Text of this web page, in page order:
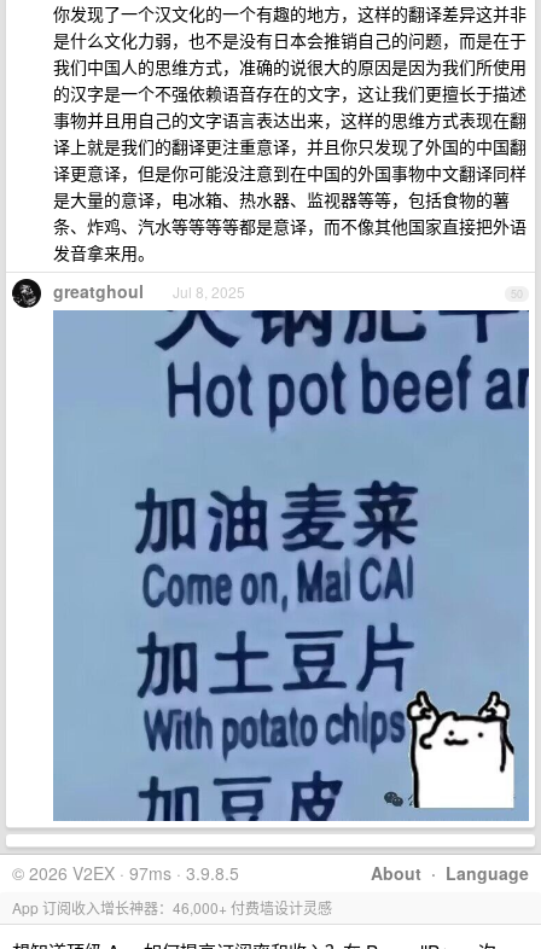
你发现了一个汉文化的一个有趣的地方，这样的翻译差异这并非
是什么文化力弱，也不是没有日本会推销自己的问题，而是在于
我们中国人的思维方式，准确的说很大的原因是因为我们所使用
的汉字是一个不强依赖语音存在的文字，这让我们更擅长于描述
事物并且用自己的文字语言表达出来，这样的思维方式表现在翻
译上就是我们的翻译更注重意译，并且你只发现了外国的中国翻
译更意译，但是你可能没注意到在中国的外国事物中文翻译同样
是大量的意译，电冰箱、热水器、监视器等等，包括食物的薯
条、炸鸡、汽水等等等等都是意译，而不像其他国家直接把外语
发音拿来用。
50
greatghoul Jul 8, 2025
About · Language
© 2026 V2EX · 97ms · 3.9.8.5
App 订阅收入增长神器：46,000+ 付费墙设计灵感